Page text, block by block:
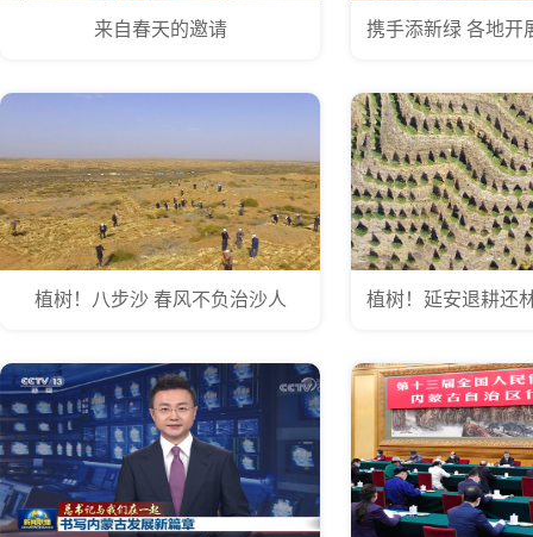
来自春天的邀请 携手添新绿 各地开
植树！八步沙 春风不负治沙人 植树！延安退耕还